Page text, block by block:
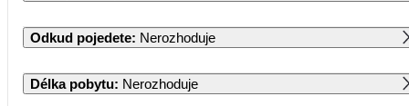
Odkud pojedete: Nerozhoduje
Délka pobytu: Nerozhoduje